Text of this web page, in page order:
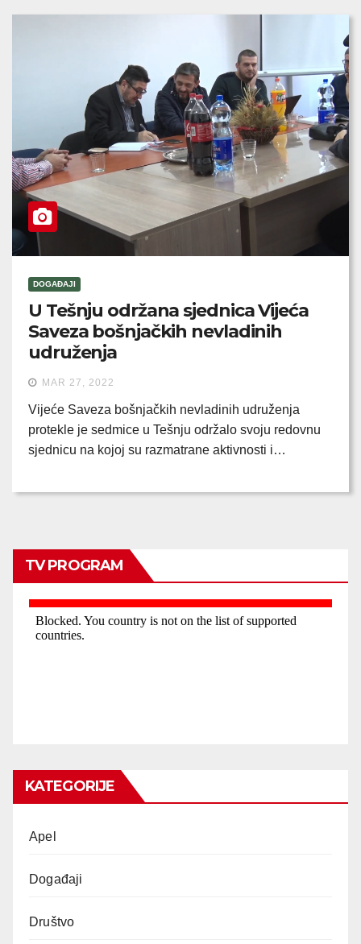
DOGAĐAJI
U Tešnju održana sjednica Vijeća
Saveza bošnjačkih nevladinih
udruženja
MAR 27, 2022
Vijeće Saveza bošnjačkih nevladinih udruženja
protekle je sedmice u Tešnju održalo svoju redovnu
sjednicu na kojoj su razmatrane aktivnosti i…
TV PROGRAM
KATEGORIJE
Apel
Događaji
Društvo